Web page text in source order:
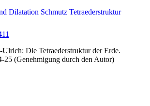
Die Tetraederstruktur der Erde.
25 (Genehmigung durch den Autor)